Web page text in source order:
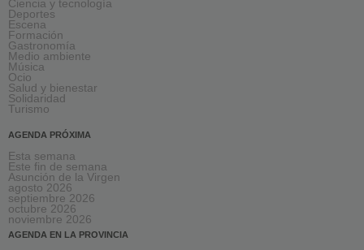
Ciencia y tecnología
Deportes
Escena
Formación
Gastronomía
Medio ambiente
Música
Ocio
Salud y bienestar
Solidaridad
Turismo
AGENDA PRÓXIMA
Esta semana
Este fin de semana
Asunción de la Virgen
agosto 2026
septiembre 2026
octubre 2026
noviembre 2026
AGENDA EN LA PROVINCIA